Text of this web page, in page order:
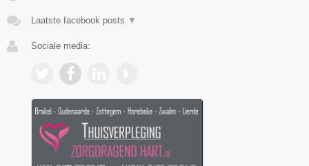
Laatste facebook posts ▼
Sociale media: